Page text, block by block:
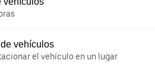
vehículos
el vehículo en un lugar